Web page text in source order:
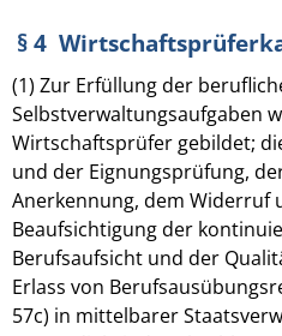
§ 4
(1) Zur Erfüllung der
Selbstverwaltungsaufgaben
Wirtschaftsprüfer gebildet;
und der Eignungsprüfung,
Anerkennung, dem Widerruf
Beaufsichtigung der
Berufsaufsicht und der
Erlass von
57c) in mittelbarer